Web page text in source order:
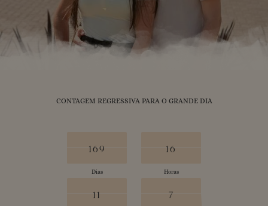
CONTAGEM REGRESSIVA PARA O GRANDE DIA
169
170
169
Dias
16
17
16
Horas
11
12
11 6
7
7